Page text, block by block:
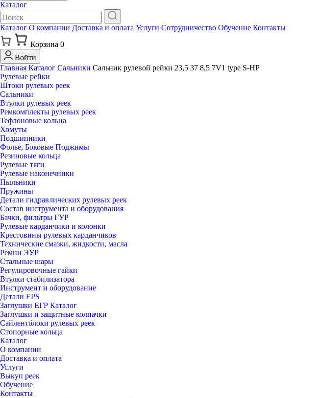
Каталог
Каталог О компании Доставка и оплата Услуги Сотрудничество Обучение Контакты
Корзина 0
Войти
Главная Каталог Сальники Сальник рулевой рейки 23,5 37 8,5 7V1 type S-HP
Рулевые рейки
Штоки рулевых реек
Сальники
Втулки рулевых реек
Ремкомплекты рулевых реек
Тефлоновые кольца
Хомуты
Подшипники
Фолье, Боковые Поджимы
Резиновые кольца
Рулевые тяги
Рулевые наконечники
Пыльники
Пружины
Детали гидравлических рулевых реек
Состав инструмента и оборудования
Бачки, фильтры ГУР
Рулевые карданчики и колонки
Крестовины рулевых карданчиков
Технические смазки, жидкости, масла
Ремни ЭУР
Стальные шары
Регулировочные гайки
Втулки стабилизатора
Инструмент и оборудование
Детали EPS
Заглушки ЕГР Каталог
Заглушки и защитные колпачки
Сайлентблоки рулевых реек
Стопорные кольца
Каталог
О компании
Доставка и оплата
Услуги
Выкуп реек
Обучение
Контакты